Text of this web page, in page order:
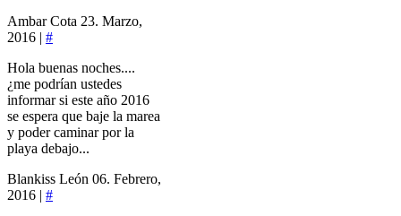
Ambar Cota 23. Marzo,
2016 | #
Hola buenas noches....
¿me podrían ustedes
informar si este año 2016
se espera que baje la marea
y poder caminar por la
playa debajo...
Blankiss León 06. Febrero,
2016 | #